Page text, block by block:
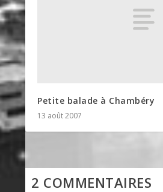
Petite balade à Chambéry
13 août 2007
2 COMMENTAIRES